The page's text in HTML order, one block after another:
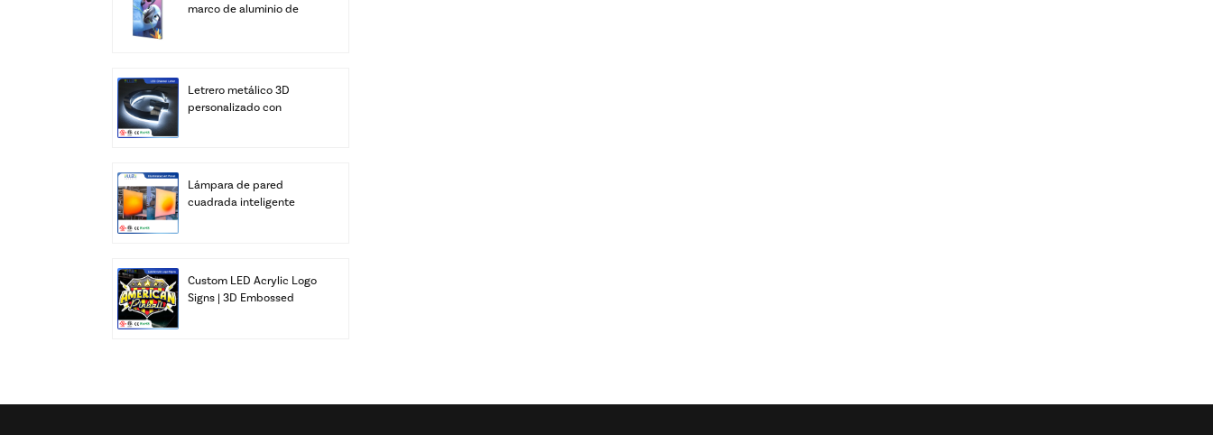
marco de aluminio de
Letrero metálico 3D
personalizado con
iluminación para
edificios y bares, IP67
Lámpara de pared
cuadrada inteligente
remoto)
Custom LED Acrylic Logo
Signs | 3D Embossed